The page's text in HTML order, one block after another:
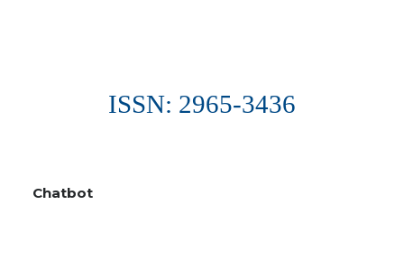
ISSN: 2965-3436
Chatbot